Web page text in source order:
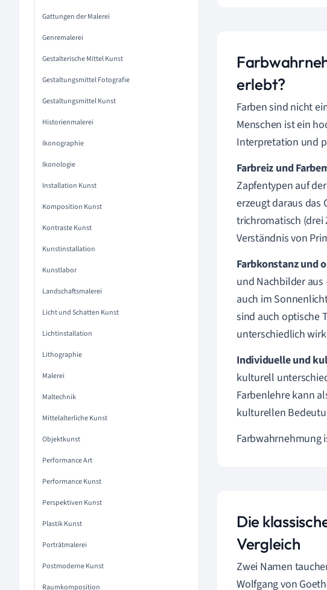
Gattungen der Malerei
Genremalerei
Gestalterische Mittel Kunst
Gestaltungsmittel Fotografie
Gestaltungsmittel Kunst
Historienmalerei
Ikonographie
Ikonologie
Installation Kunst
Komposition Kunst
Kontraste Kunst
Kunstinstallation
Kunstlabor
Landschaftsmalerei
Licht und Schatten Kunst
Lichtinstallation
Lithographie
Malerei
Maltechnik
Mittelalterliche Kunst
Objektkunst
Performance Art
Performance Kunst
Perspektiven Kunst
Plastik Kunst
Porträtmalerei
Postmoderne Kunst
Raumkomposition
erlebt?
Farben sind nicht
Menschen ist ein
Interpretation und
Farbreiz und
Zapfentypen auf
erzeugt daraus das
trichromatisch (drei
Verständnis von
Farbkonstanz und
und Nachbilder
auch im
sind auch optische
unterschiedlich
Individuelle und
kulturell
Farbenlehre kann
kulturellen
Farbwahrnehmung
Die
Vergleich
Zwei Namen
Wolfgang von